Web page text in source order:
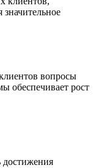
вопросы
обеспечивает рост
достижения